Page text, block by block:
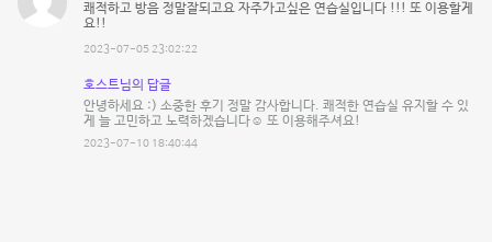
쾌적하고 방음 정말잘되고요 자주가고싶은 연습실입니다 !!! 또 이용할게
요!!
2023-07-05 23:02:22
호스트님의 답글
안녕하세요 :) 소중한 후기 정말 감사합니다. 쾌적한 연습실 유지할 수 있
게 늘 고민하고 노력하겠습니다☺️ 또 이용해주셔요!
2023-07-10 18:40:44